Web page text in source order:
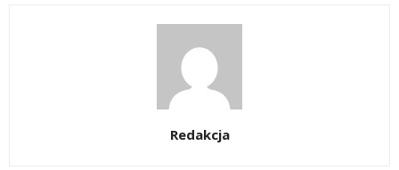
Redakcja